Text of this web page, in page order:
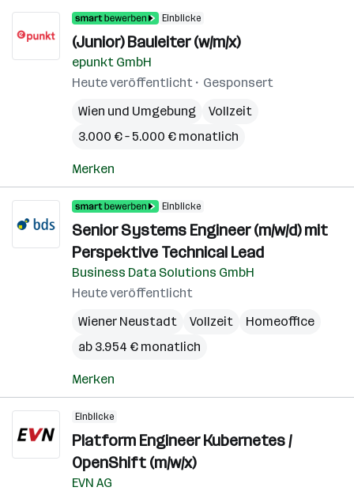
Einblicke
(Junior) Bauleiter (w/m/x)
epunkt GmbH
Heute veröffentlicht
Gesponsert
Wien und Umgebung
Vollzeit
3.000 € – 5.000 € monatlich
Merken
Einblicke
Senior Systems Engineer (m/w/d) mit
Perspektive Technical Lead
Business Data Solutions GmbH
Heute veröffentlicht
Wiener Neustadt
Vollzeit
Homeoffice
ab 3.954 € monatlich
Merken
Einblicke
Platform Engineer Kubernetes /
OpenShift (m/w/x)
EVN AG